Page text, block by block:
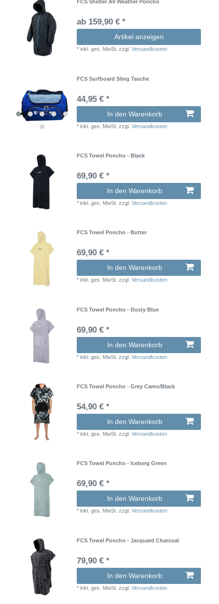
FCS Shelter All Weather Poncho
ab 159,90 € *
Artikel anzeigen
*inkl. ges. MwSt. zzgl.Versandkosten
FCS Surfboard Sling Tasche
44,95 € *
In den Warenkorb
*inkl. ges. MwSt. zzgl.Versandkosten
FCS Towel Poncho - Black
69,90 € *
In den Warenkorb
*inkl. ges. MwSt. zzgl.Versandkosten
FCS Towel Poncho - Butter
69,90 € *
In den Warenkorb
*inkl. ges. MwSt. zzgl.Versandkosten
FCS Towel Poncho - Dusty Blue
69,90 € *
In den Warenkorb
*inkl. ges. MwSt. zzgl.Versandkosten
FCS Towel Poncho - Grey Camo/Black
54,90 € *
In den Warenkorb
*inkl. ges. MwSt. zzgl.Versandkosten
FCS Towel Poncho - Iceberg Green
69,90 € *
In den Warenkorb
*inkl. ges. MwSt. zzgl.Versandkosten
FCS Towel Poncho - Jacquard Charcoal
79,90 € *
In den Warenkorb
*inkl. ges. MwSt. zzgl.Versandkosten